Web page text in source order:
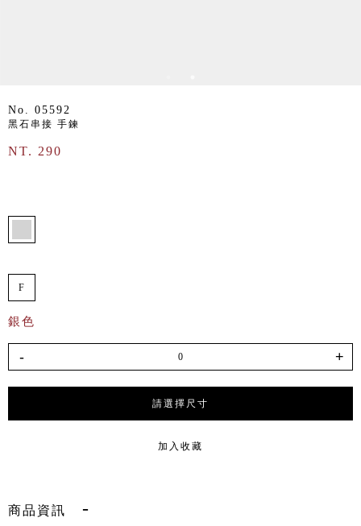
No. 05592
黑石串接 手鍊
NT. 290
F
銀色
- +
請選擇尺寸
加入收藏
商品資訊